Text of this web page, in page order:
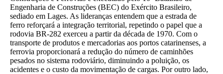
Engenharia de Construções (BEC) do Exército Brasileiro,
sediado em Lages. As lideranças entendem que a estrada de
ferro reforçará a integração territorial, repetindo o papel que a
rodovia BR-282 exerceu a partir da década de 1970. Com o
transporte de produtos e mercadorias aos portos catarinenses, a
ferrovia proporcionará a redução do número de caminhões
pesados no sistema rodoviário, diminuindo a poluição, os
acidentes e o custo da movimentação de cargas. Por outro lado,